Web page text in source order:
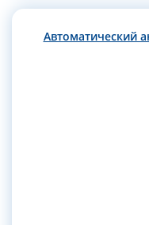
Автоматический